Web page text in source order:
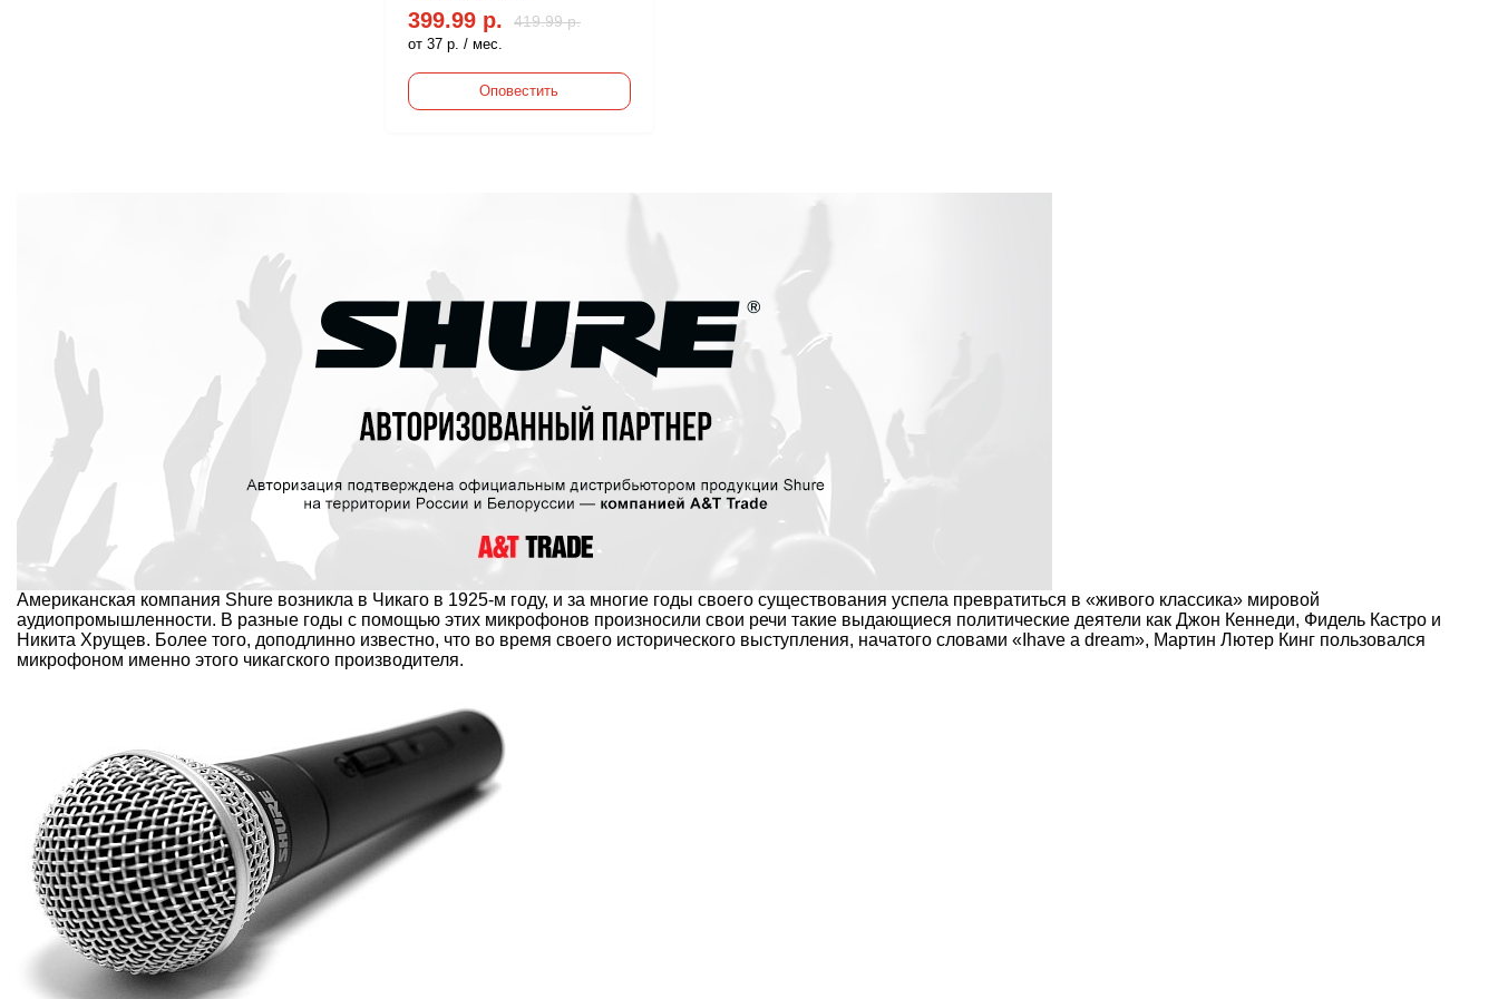
399.99 р. 419.99 р.
от 37 р. / мес.
Оповестить
Американская компания Shure возникла в Чикаго в 1925-м году, и за многие годы своего существования успела превратиться в «живого классика» мировой
аудиопромышленности. В разные годы с помощью этих микрофонов произносили свои речи такие выдающиеся политические деятели как Джон Кеннеди, Фидель Кастро и
Никита Хрущев. Более того, доподлинно известно, что во время своего исторического выступления, начатого словами «Ihave a dream», Мартин Лютер Кинг пользовался
микрофоном именно этого чикагского производителя.